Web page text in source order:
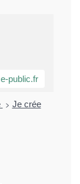
> Je crée